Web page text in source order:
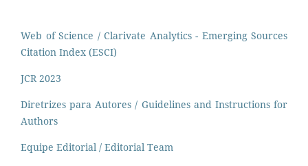
Web of Science / Clarivate Analytics - Emerging Sources
Citation Index (ESCI)
JCR 2023
Diretrizes para Autores / Guidelines and Instructions for
Authors
Equipe Editorial / Editorial Team